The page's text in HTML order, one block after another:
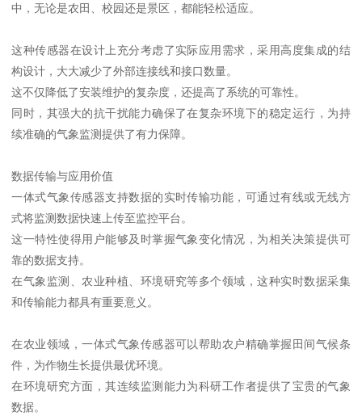
中，无论是农田、校园还是景区，都能轻松适应。
这种传感器在设计上充分考虑了实际应用需求，采用高度集成的结
构设计，大大减少了外部连接线和接口数量。
这不仅降低了安装维护的复杂度，还提高了系统的可靠性。
同时，其强大的抗干扰能力确保了在复杂环境下的稳定运行，为持
续准确的气象监测提供了有力保障。
数据传输与应用价值
一体式气象传感器支持数据的实时传输功能，可通过有线或无线方
式将监测数据快速上传至监控平台。
这一特性使得用户能够及时掌握气象变化情况，为相关决策提供可
靠的数据支持。
在气象监测、农业种植、环境研究等多个领域，这种实时数据采集
和传输能力都具有重要意义。
在农业领域，一体式气象传感器可以帮助农户精确掌握田间气候条
件，为作物生长提供最优环境。
在环境研究方面，其连续监测能力为科研工作者提供了宝贵的气象
数据。